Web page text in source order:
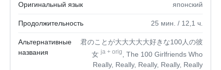
Оригинальный язык японский
Продолжительность 25 мин. / 12,1 ч.
Альтернативные
названия
君のことが大大大大大好きな100人の彼
女ja + orig
, The 100 Girlfriends Who
Really, Really, Really, Really, Really